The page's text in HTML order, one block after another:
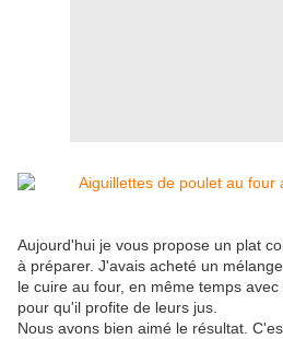
Aujourd'hui je vous propose un plat
à préparer. J'avais acheté un
le cuire au four, en même temps
pour qu'il profite de leurs jus.
Nous avons bien aimé le résultat.